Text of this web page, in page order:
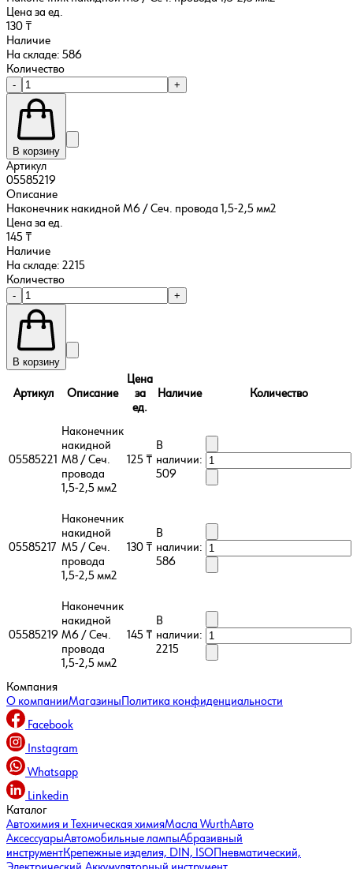
Цена за ед.
130 ₸
Наличие
На складе: 586
Количество
- +
В корзину
Артикул
05585219
Описание
Наконечник накидной M6 / Сеч. провода 1,5-2,5 мм2
Цена за ед.
145 ₸
Наличие
На складе: 2215
Количество
- +
В корзину
Артикул Описание
Цена
за
ед.
Наличие Количество
05585221
Наконечник
накидной
M8 / Сеч.
провода
1,5-2,5 мм2
125 ₸
В
наличии:
509
05585217
Наконечник
накидной
M5 / Сеч.
провода
1,5-2,5 мм2
130 ₸
В
наличии:
586
05585219
Наконечник
накидной
M6 / Сеч.
провода
1,5-2,5 мм2
145 ₸
В
наличии:
2215
Компания
О компанииМагазины Политика конфиденциальности
Facebook
Instagram
Whatsapp
Linkedin
Каталог
Автохимия и Техническая химияМасла WurthАвто
АксессуарыАвтомобильные лампыАбразивный
инструментКрепежные изделия, DIN, ISO Пневматический,